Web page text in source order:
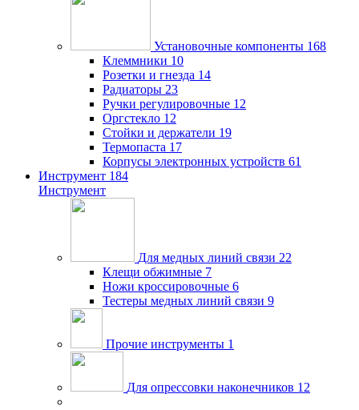
Установочные компоненты 168
Клеммники 10
Розетки и гнезда 14
Радиаторы 23
Ручки регулировочные 12
Оргстекло 12
Стойки и держатели 19
Термопаста 17
Корпусы электронных устройств 61
Инструмент 184
Инструмент
Для медных линий связи 22
Клещи обжимные 7
Ножи кроссировочные 6
Тестеры медных линий связи 9
Прочие инструменты 1
Для опрессовки наконечников 12